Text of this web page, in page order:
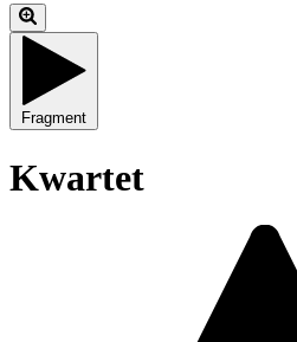
Fragment
Kwartet